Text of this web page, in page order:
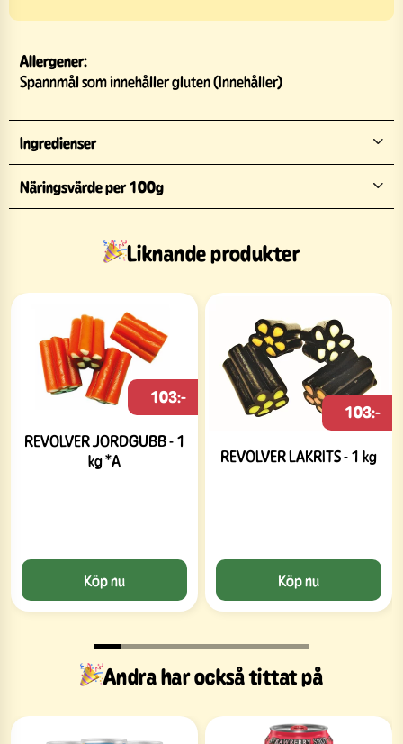
Allergener:
Spannmål som innehåller gluten (Innehåller)
Ingredienser
Näringsvärde per 100g
Liknande produkter
REVOLVER JORDGUBB - 1
kg *A
103:-
Köp nu
REVOLVER LAKRITS - 1 kg
103:-
Köp nu
Andra har också tittat på